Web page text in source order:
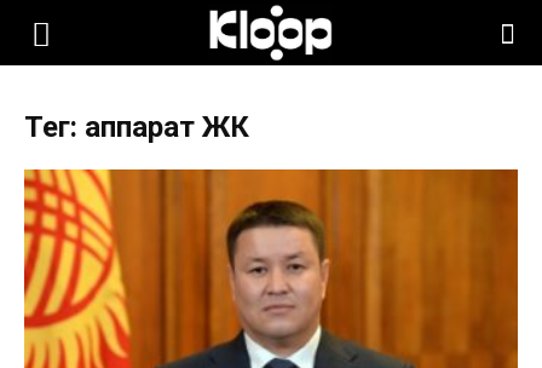
KLOOP.KG
Новости
Кыргызстана
Тег: аппарат ЖК